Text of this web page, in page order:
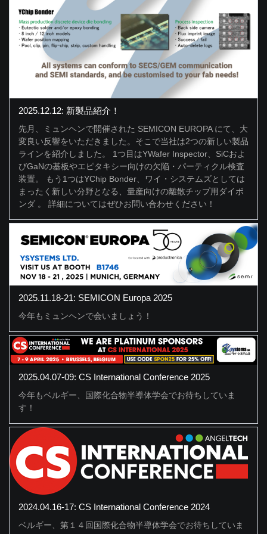
2025.12.12: 新製品紹介！
先月、ミュンヘンで開催された SEMICON EUROPA にて、大
変良い反響をいただきました。そこで当社は2つの新しい製品
ラインを紹介しました。 1つ目はYWafer Inspector、SiCおよ
びGaNの基板やエピタキシー向けの欠陥・パーティクル検査
装置。 もう1つはYChip Bonder、ワイ・システムズとしては
まったく新しい分野となる、量産向けの離散チップ用ダイボ
ンダ 。 詳細についてはぜひお問い合わせください！
2025.11.18-21: SEMICON Europa 2025
今年もミュンヘンで会いましょう！
2025.04.07-09: CS International Conference 2025
今年もベルギー、国際化合物半導体学会でお待ちしていま
す！
2024.04.16-17: CS International Conference 2024
ベルギー、第１４回国際化合物半導体学会でお待ちしていま